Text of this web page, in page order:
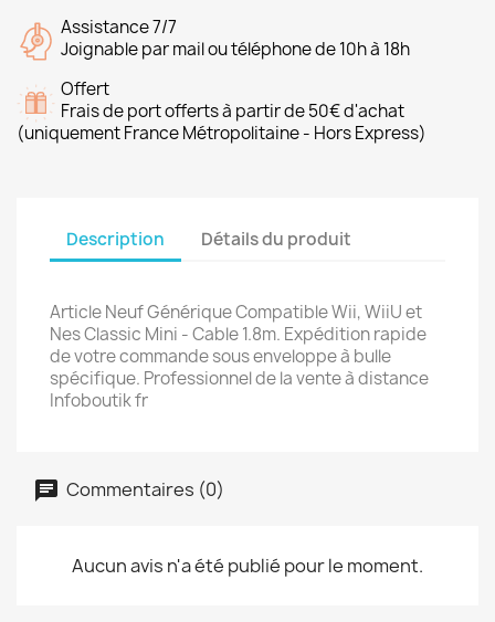
Assistance 7/7
Joignable par mail ou téléphone de 10h à 18h
Offert
Frais de port offerts à partir de 50€ d'achat
(uniquement France Métropolitaine - Hors Express)
Description Détails du produit
Article Neuf Générique Compatible Wii, WiiU et
Nes Classic Mini - Cable 1.8m. Expédition rapide
de votre commande sous enveloppe à bulle
spécifique. Professionnel de la vente à distance
Infoboutik fr
Commentaires (0)
Aucun avis n'a été publié pour le moment.